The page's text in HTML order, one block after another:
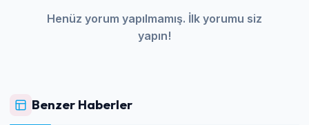
Henüz yorum yapılmamış. İlk yorumu siz
yapın!
Benzer Haberler